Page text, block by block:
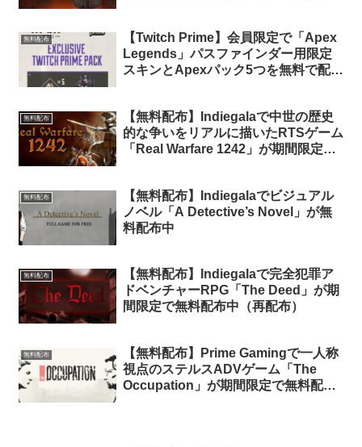
無料配布
【Twitch Prime】会員限定で「Apex
Legends」パスファインダー用限定
スキンとApexパック5つを無料で配布
無料配布
【無料配布】Indiegalaで中世の歴史
的な争いをリアルに描いたRTSゲーム
「Real Warfare 1242」が期間限定で
無料配布
【無料配布】Indiegalaでビジュアル
ノベル「A Detective’s Novel」が無
料配布中
無料配布
【無料配布】Indiegalaで完全犯罪ア
ドベンチャーRPG「The Deed」が期
間限定で無料配布中（再配布）
無料配布
【無料配布】Prime Gamingで一人称
視点のステルスADVゲーム「The
Occupation」が期間限定で無料配布